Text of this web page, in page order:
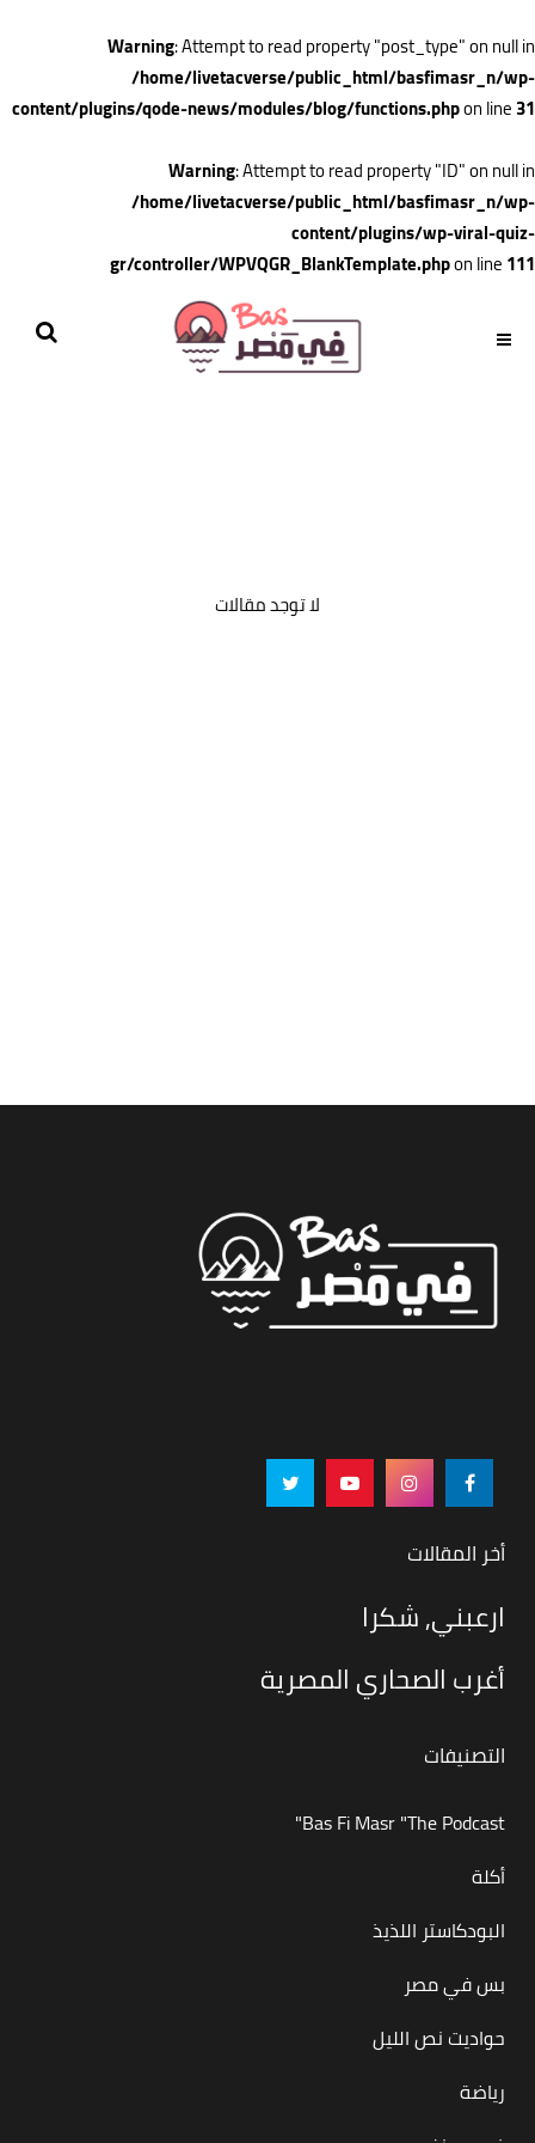
Warning: Attempt to read property "post_type" on null in
/home/livetacverse/public_html/basfimasr_n/wp-
content/plugins/qode-news/modules/blog/functions.phpon line31
Warning: Attempt to read property "ID" on null in
/home/livetacverse/public_html/basfimasr_n/wp-
content/plugins/wp-viral-quiz-
gr/controller/WPVQGR_BlankTemplate.phpon line111
لا توجد مقالات
أخر المقالات
ارعبني, شكرا
أغرب الصحاري المصرية
التصنيفات
Bas Fi Masr "The Podcast"
أكلة
البودكاستر اللذيذ
بس في مصر
حواديت نص الليل
رياضة